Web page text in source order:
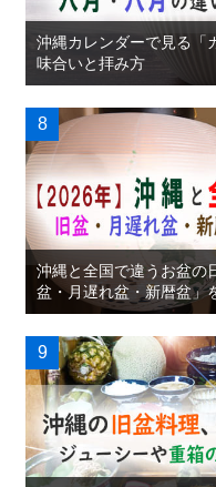
沖縄カレンダーで見る「
味合いと拝み方
沖縄と全国で違うお盆の
盆・月遅れ盆・新暦盆」